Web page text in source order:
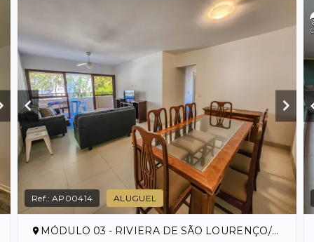
Ref.:AP00414 ALUGUEL
MÓDULO 03 - RIVIERA DE SÃO LOURENÇO/SP